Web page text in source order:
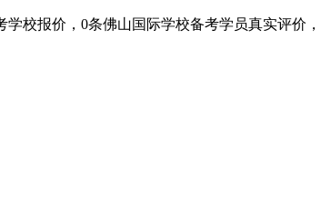
校报价，0条佛山国际学校备考学员真实评价